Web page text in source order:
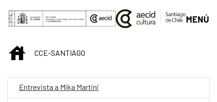
Saltar al contenido principal
MENÚ
INICIOCCE-SANTIAGO
Entrevista a Mika Martini